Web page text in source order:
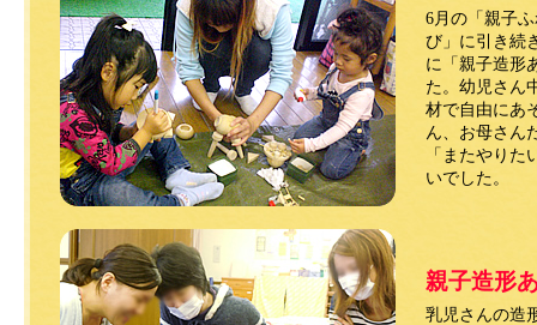
6月の「親子
び」に引き続
に「親子造形
た。幼児さん
材で自由にあ
ん、お母さん
「またやりた
いでした。
親子造形
乳児さんの造